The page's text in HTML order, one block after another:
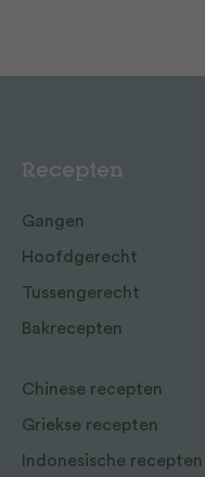
Recepten
Gangen
Hoofdgerecht
Tussengerecht
Bakrecepten
Chinese recepten
Griekse recepten
Indonesische recepten